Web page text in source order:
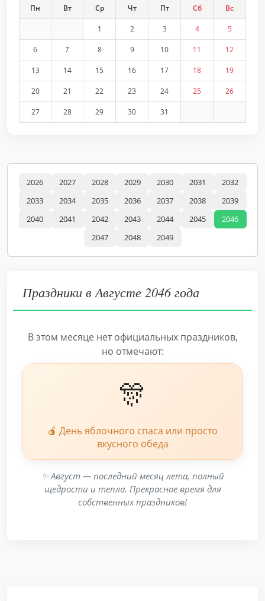
Пн Вт Ср Чт Пт Сб Вс
1 2 3 4 5
6 7 8 9 10 11 12
13 14 15 16 17 18 19
20 21 22 23 24 25 26
27 28 29 30 31
2026 2027 2028 2029 2030 2031
2032
2033
2034 2035 2036 2037 2038
2039
2040
2041 2042 2043 2044 2045
2046
2047
2048 2049
Праздники в Августе 2046 года
В этом месяце нет официальных праздников,
но отмечают:
🎊
🍎 День яблочного спаса или просто
вкусного обеда
✨ Август — последний месяц лета, полный
щедрости и тепла. Прекрасное время для
собственных праздников!